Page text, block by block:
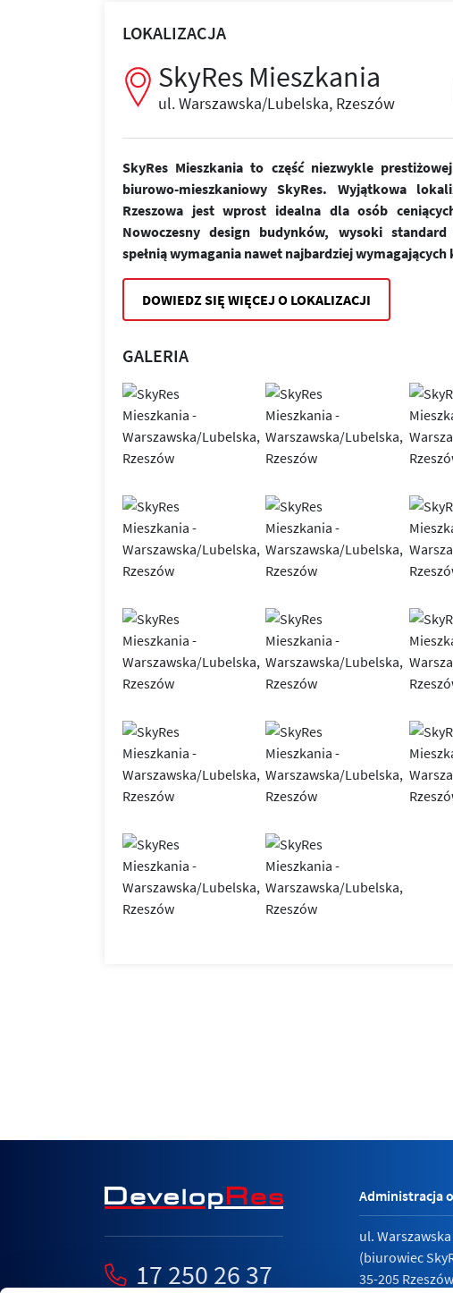
LOKALIZACJA
SkyRes Mieszkania
ul. Warszawska/Lubelska, Rzeszów
SkyRes Mieszkania to część niezwykle
biurowo-mieszkaniowy SkyRes. Wyjątkowa
Rzeszowa jest wprost idealna dla osób
Nowoczesny design budynków, wysoki
spełnią wymagania nawet najbardziej
DOWIEDZ SIĘ WIĘCEJ O LOKALIZACJI
GALERIA
17 250 26 37
Administracja
ul.
(biurowiec
35-205 Rzeszów